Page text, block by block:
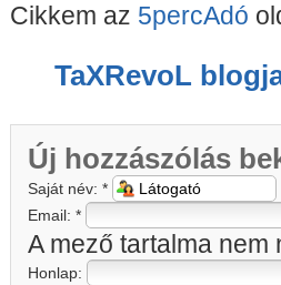
Cikkem az 5percAdó
TaXRevoL
Új hozzászólás
Saját név: *
Email: *
A mező tartalma nem
Honlap: